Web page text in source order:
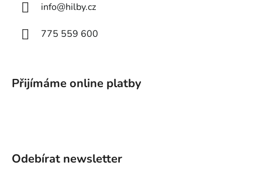
info@hilby.cz
775 559 600
Přijímáme online platby
Odebírat newsletter